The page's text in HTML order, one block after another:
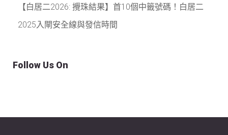
【白居二2026: 攪珠結果】首10個中籤號碼！白居二
2025入閘安全線與發信時間
Follow Us On